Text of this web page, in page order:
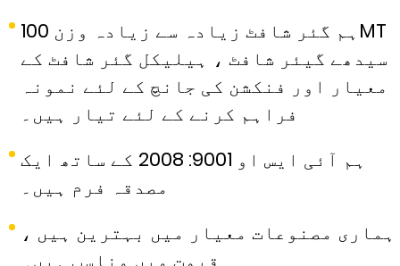
ہم گئر شافٹ زیادہ سے زیادہ وزن 100MT
سیدھے گیئر شافٹ ، ہیلیکل گئر شافٹ کے
معیار اور فنکشن کی جانچ کے لئے نمونہ
فراہم کرنے کے لئے تیار ہیں۔
ہم آئی ایس او 9001: 2008 کے ساتھ ایک
مصدقہ فرم ہیں۔
ہماری مصنوعات معیار میں بہترین ہیں ،
قیمت میں مناسب ہیں۔